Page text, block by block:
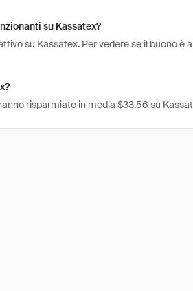
su Kassatex?
su Kassatex. Per vedere se il buono è
risparmiato in media $33.56 su